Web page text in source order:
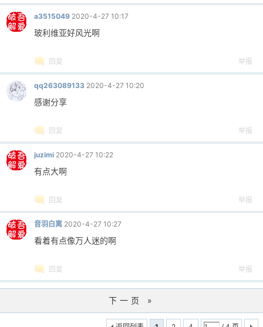
cn
a3515049 2020-4-27 10:17
玻利维亚好风光啊
回复 举报
qq263089133 2020-4-27 10:20
感谢分享
回复 举报
juzimi 2020-4-27 10:22
有点大啊
回复 举报
音羽白离 2020-4-27 10:27
看着有点像万人迷的啊
回复 举报
下一页 »